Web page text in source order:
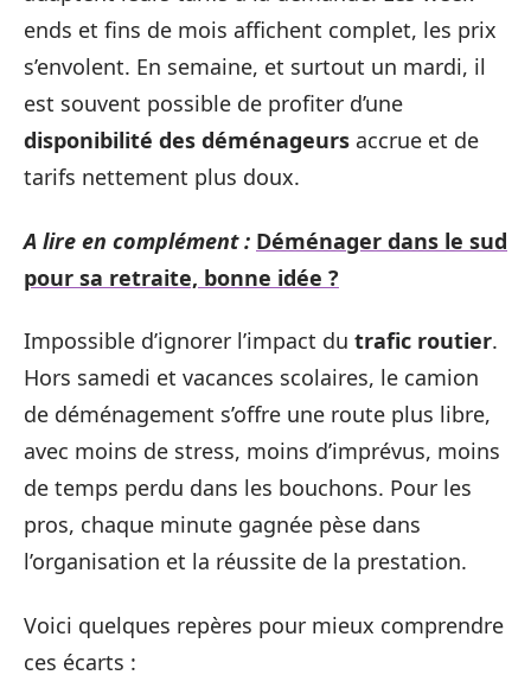
ends et fins de mois affichent complet, les prix
s’envolent. En semaine, et surtout un mardi, il
est souvent possible de profiter d’une
disponibilité des déménageurs accrue et de
tarifs nettement plus doux.
A lire en complément : Déménager dans le sud
pour sa retraite, bonne idée ?
Impossible d’ignorer l’impact du trafic routier.
Hors samedi et vacances scolaires, le camion
de déménagement s’offre une route plus libre,
avec moins de stress, moins d’imprévus, moins
de temps perdu dans les bouchons. Pour les
pros, chaque minute gagnée pèse dans
l’organisation et la réussite de la prestation.
Voici quelques repères pour mieux comprendre
ces écarts :